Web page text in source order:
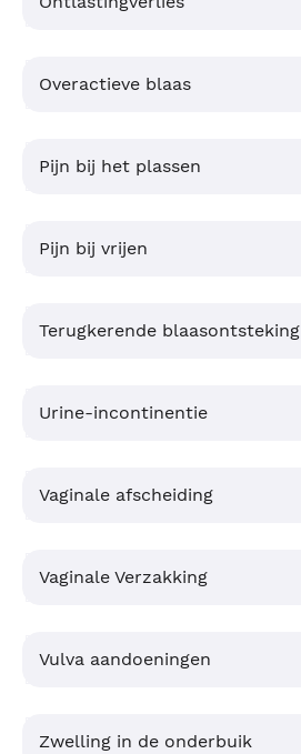
Overactieve blaas
Pijn bij het plassen
Pijn bij vrijen
Terugkerende blaasontsteking
Urine-incontinentie
Vaginale afscheiding
Vaginale Verzakking
Vulva aandoeningen
Zwelling in de onderbuik